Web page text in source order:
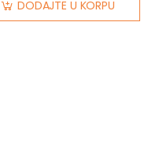
DODAJTE U KORPU